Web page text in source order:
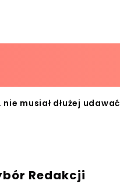
musiał dłużej udawać
Redakcji